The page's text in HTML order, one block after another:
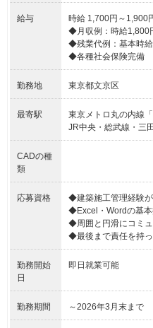
給与
時給 1,700円～
◆月収例：時給1,800
◆残業代例：基本時
◆各種社会保険完備
勤務地 東京都文京区
最寄駅
東京メトロ丸の内線
JR中央・総武線・三
CADの種
類
応募資格
◆建築施工管理経験
◆Excel・Wordの基
◆周囲と円滑にコミ
◆最後まで責任を持
勤務開始
日
即日就業可能
勤務期間 ～2026年3月末まで